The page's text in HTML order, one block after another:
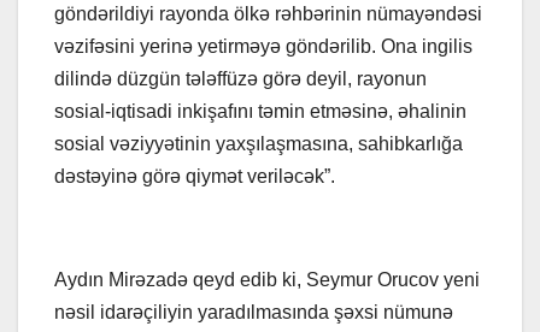
göndərildiyi rayonda ölkə rəhbərinin nümayəndəsi
vəzifəsini yerinə yetirməyə göndərilib. Ona ingilis
dilində düzgün tələffüzə görə deyil, rayonun
sosial-iqtisadi inkişafını təmin etməsinə, əhalinin
sosial vəziyyətinin yaxşılaşmasına, sahibkarlığa
dəstəyinə görə qiymət veriləcək”.
Aydın Mirəzadə qeyd edib ki, Seymur Orucov yeni
nəsil idarəçiliyin yaradılmasında şəxsi nümunə